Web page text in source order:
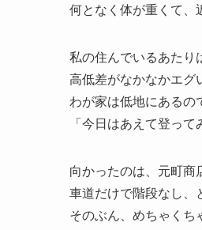
何となく体が重くて、
私の住んでいるあたり
高低差がなかなかエグ
わが家は低地にあるの
「今日はあえて登っ
向かったのは、元町商
車道だけで階段なし、
そのぶん、めちゃくち